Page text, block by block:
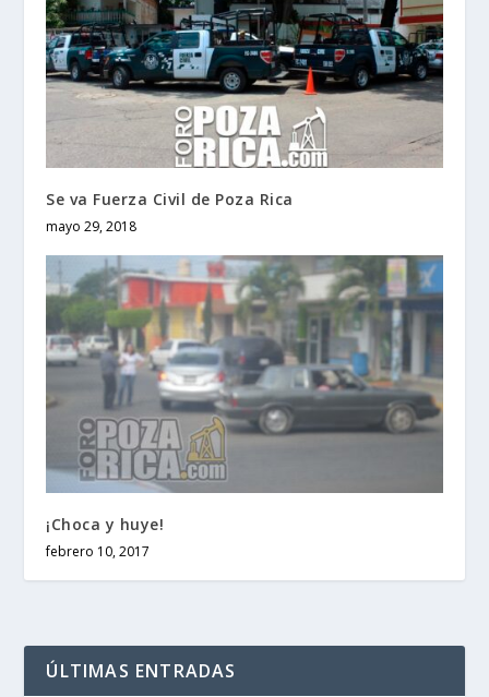
Se va Fuerza Civil de Poza Rica
mayo 29, 2018
¡Choca y huye!
febrero 10, 2017
ÚLTIMAS ENTRADAS